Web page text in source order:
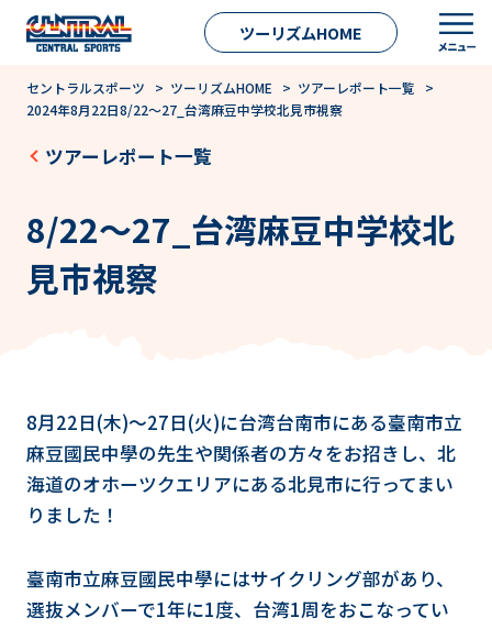
ツーリズムHOME
セントラルスポーツ > ツーリズムHOME > ツアーレポート一覧 >
2024年8月22日8/22～27_台湾麻豆中学校北見市視察
ツアーレポート一覧
8/22～27_台湾麻豆中学校北
見市視察
8月22日(木)～27日(火)に台湾台南市にある臺南市立
麻豆國民中學の先生や関係者の方々をお招きし、北
海道のオホーツクエリアにある北見市に行ってまい
りました！
臺南市立麻豆國民中學にはサイクリング部があり、
選抜メンバーで1年に1度、台湾1周をおこなってい